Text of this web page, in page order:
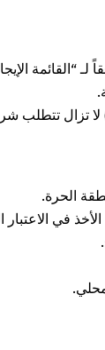
“القائمة
لا تزال تتطلب
في الاعتبار